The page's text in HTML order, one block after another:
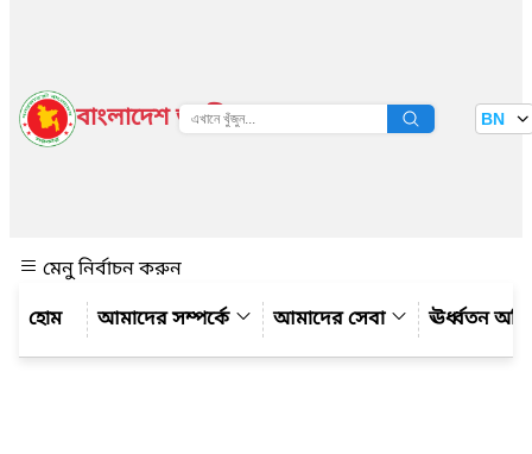
বাংলাদেশ জাতীয় তথ্য বাতায়ন BN
মেনু নির্বাচন করুন
আমাদের সম্পর্কে
আমাদের সেবা ঊর্ধ্বতন